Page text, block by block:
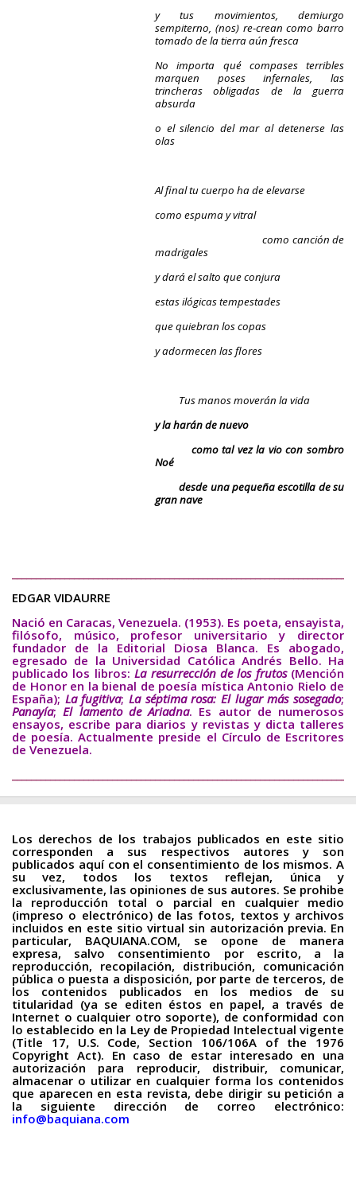
y tus movimientos, demiurgo
sempiterno, (nos) re-crean como barro
tomado de la tierra aún fresca
No importa qué compases terribles
marquen poses infernales, las
trincheras obligadas de la guerra
absurda
o el silencio del mar al detenerse las
olas
Al final tu cuerpo ha de elevarse
como espuma y vitral
como canción de
madrigales
y dará el salto que conjura
estas ilógicas tempestades
que quiebran los copas
y adormecen las flores
Tus manos moverán la vida
y la harán de nuevo
como tal vez la vio con sombro
Noé
desde una pequeña escotilla de su
gran nave
EDGAR VIDAURRE
Nació en Caracas, Venezuela. (1953). Es poeta, ensayista,
filósofo, músico, profesor universitario y director
fundador de la Editorial Diosa Blanca. Es abogado,
egresado de la Universidad Católica Andrés Bello. Ha
publicado los libros:La resurrección de los frutos(Mención
de Honor en la bienal de poesía mística Antonio Rielo de
España); La fugitiva;La séptima rosa: El lugar más sosegado;
Panayía;El lamento de Ariadna. Es autor de numerosos
ensayos, escribe para diarios y revistas y dicta talleres
de poesía. Actualmente preside el Círculo de Escritores
de Venezuela.
Los derechos de los trabajos publicados en este sitio
corresponden a sus respectivos autores y son
publicados aquí con el consentimiento de los mismos. A
su vez, todos los textos reflejan, única y
exclusivamente, las opiniones de sus autores. Se prohibe
la reproducción total o parcial en cualquier medio
(impreso o electrónico) de las fotos, textos y archivos
incluidos en este sitio virtual sin autorización previa. En
particular, BAQUIANA.COM, se opone de manera
expresa, salvo consentimiento por escrito, a la
reproducción, recopilación, distribución, comunicación
pública o puesta a disposición, por parte de terceros, de
los contenidos publicados en los medios de su
titularidad (ya se editen éstos en papel, a través de
Internet o cualquier otro soporte), de conformidad con
lo establecido en la Ley de Propiedad Intelectual vigente
(Title 17, U.S. Code, Section 106/106A of the 1976
Copyright Act). En caso de estar interesado en una
autorización para reproducir, distribuir, comunicar,
almacenar o utilizar en cualquier forma los contenidos
que aparecen en esta revista, debe dirigir su petición a
la siguiente dirección de correo electrónico:
info@baquiana.com